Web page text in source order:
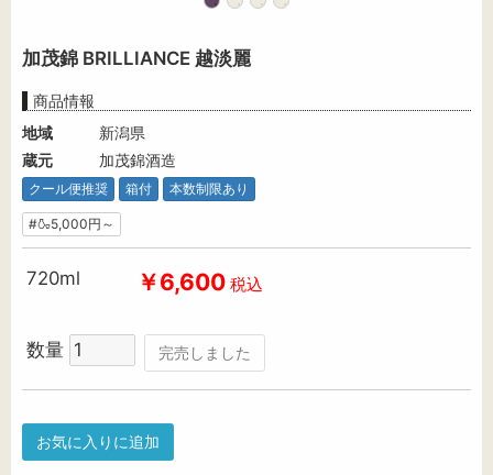
加茂錦 BRILLIANCE 越淡麗
商品情報
地域
新潟県
蔵元
加茂錦酒造
クール便推奨 箱付 本数制限あり
#🍶5,000円～
720ml ￥6,600 税込
数量 完売しました
お気に入りに追加